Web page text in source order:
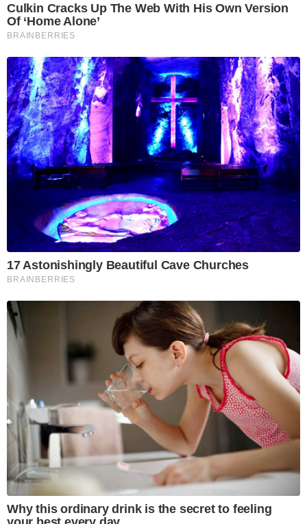
Culkin Cracks Up The Web With His Own Version
Of ‘Home Alone’
BRAINBERRIES
17 Astonishingly Beautiful Cave Churches
BRAINBERRIES
Why this ordinary drink is the secret to feeling